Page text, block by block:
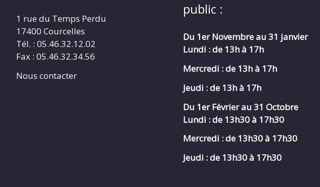
1 rue du Temps Perdu
17400 Courcelles
Tél. : 05.46.32.12.02
Fax : 05.46.32.34.56
Nous contacter
public :
Du 1er Novembre au 31 janvier
Lundi : de 13h à 17h
Mercredi :de 13h à 17h
Jeudi : de 13h à 17h
Du 1er Février au 31 Octobre
Lundi : de 13h30 à 17h30
Mercredi :de 13h30 à 17h30
Jeudi : de 13h30 à 17h30